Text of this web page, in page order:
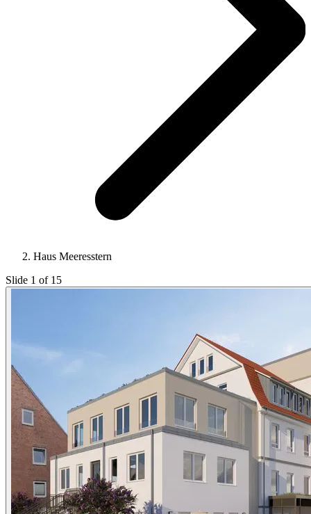
Haus Meeresstern
Slide 1 of 15